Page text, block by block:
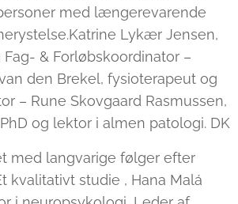
med længerevarende
Lykær Jensen,
& Forløbskoordinator –
den Brekel, fysioterapeut og
– Rune Skovgaard Rasmussen,
og lektor i almen patologi. DK
med langvarige følger efter
kvalitativt studie , Hana Malá